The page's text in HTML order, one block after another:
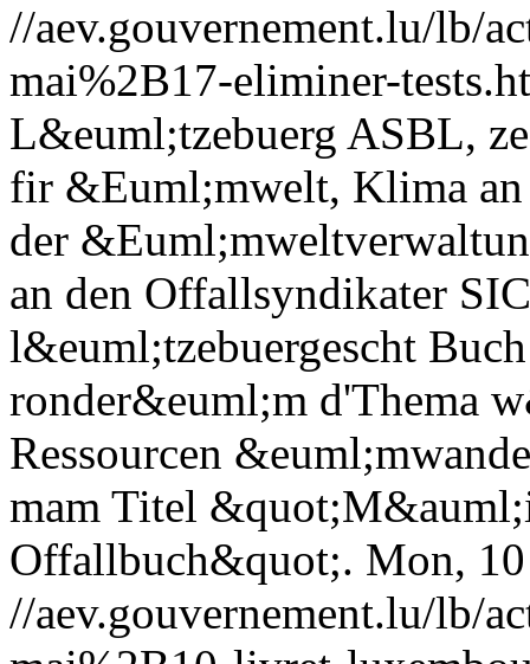
//aev.gouvernement.lu/lb/
mai%2B17-eliminer-
L&euml;tzebuerg ASBL,
fir &Euml;mwelt, Klima
der
an den Offallsyndikater
l&euml;tzebuergescht
ronder&euml;m d'Thema
Ressourcen
mam Titel
Offallbuch&quot;. Mon,
//aev.gouvernement.lu/lb/